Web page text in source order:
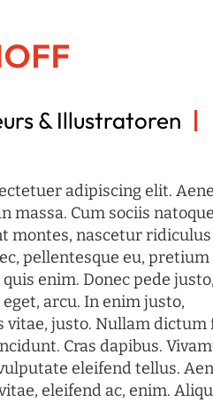
& Illustratoren
adipiscing elit.
massa. Cum sociis natoque
montes, nascetur ridiculus
pellentesque eu, pretium
enim. Donec pede justo,
arcu. In enim justo,
justo. Nullam dictum
Cras dapibus.
eleifend tellus.
eleifend ac, enim.